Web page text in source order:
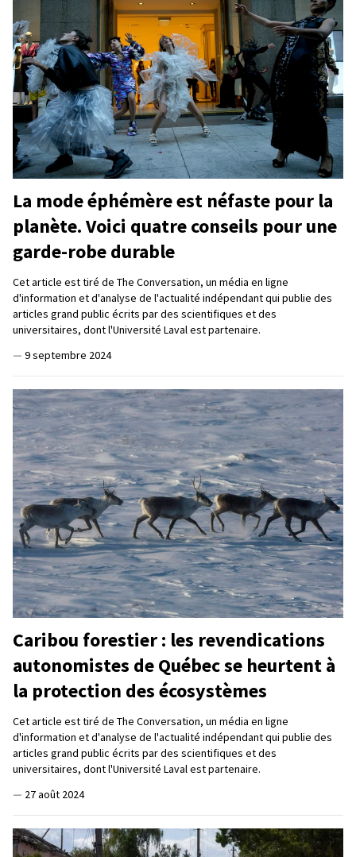
La mode éphémère est néfaste pour la
planète. Voici quatre conseils pour une
garde-robe durable
Cet article est tiré de The Conversation, un média en ligne
d'information et d'analyse de l'actualité indépendant qui publie des
articles grand public écrits par des scientifiques et des
universitaires, dont l'Université Laval est partenaire.
— 9 septembre 2024
Caribou forestier : les revendications
autonomistes de Québec se heurtent à
la protection des écosystèmes
Cet article est tiré de The Conversation, un média en ligne
d'information et d'analyse de l'actualité indépendant qui publie des
articles grand public écrits par des scientifiques et des
universitaires, dont l'Université Laval est partenaire.
— 27 août 2024